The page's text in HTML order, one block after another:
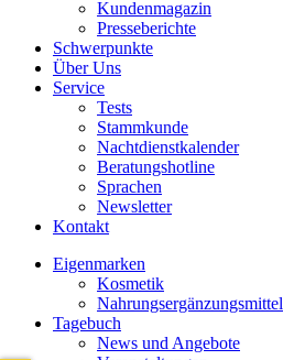
Kundenmagazin
Presseberichte
Schwerpunkte
Über Uns
Service
Tests
Stammkunde
Nachtdienstkalender
Beratungshotline
Sprachen
Newsletter
Kontakt
Eigenmarken
Kosmetik
Nahrungsergänzungsmittel
Tagebuch
News und Angebote